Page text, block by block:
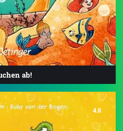
ab!
4.8